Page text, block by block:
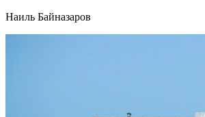
Наиль Байназаров